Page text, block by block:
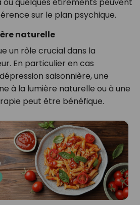
ou quelques étirements peuvent
sur le plan psychique.
naturelle
un rôle crucial dans la
En particulier en cas
saisonnière, une
à la lumière naturelle ou à une
peut être bénéfique.